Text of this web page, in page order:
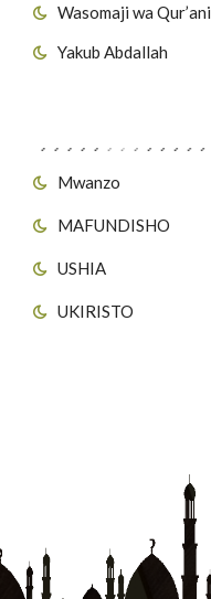
Wasomaji wa Qur’ani
Yakub Abdallah
Mwanzo
MAFUNDISHO
USHIA
UKIRISTO